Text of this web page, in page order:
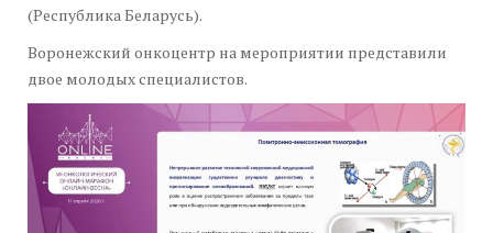
(Республика Беларусь).
Воронежский онкоцентр на мероприятии представили
двое молодых специалистов.